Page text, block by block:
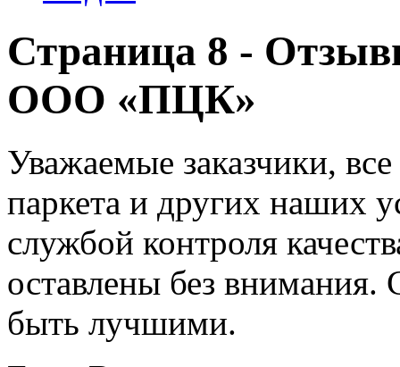
Страница 8 -
ООО «ПЦК»
Уважаемые заказчики,
паркета и других наших
службой контроля
оставлены без
быть лучшими.